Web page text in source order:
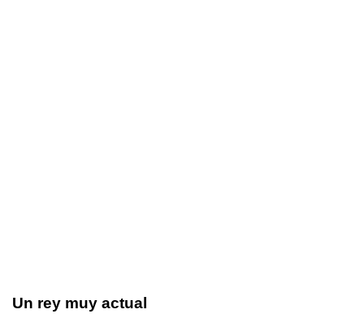
Un rey muy actual